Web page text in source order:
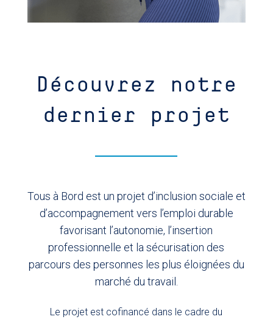
Découvrez notre
dernier projet
Tous à Bord est un projet d’inclusion sociale et
d’accompagnement vers l’emploi durable
favorisant l’autonomie, l’insertion
professionnelle et la sécurisation des
parcours des personnes les plus éloignées du
marché du travail.
Le projet est cofinancé dans le cadre du